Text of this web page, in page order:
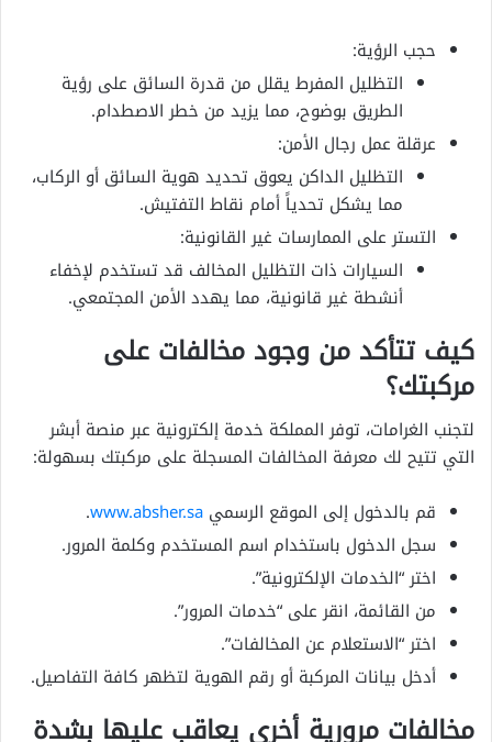
حجب الرؤية:
التظليل المفرط يقلل من قدرة السائق على رؤية
الطريق بوضوح، مما يزيد من خطر الاصطدام.
عرقلة عمل رجال الأمن:
التظليل الداكن يعوق تحديد هوية السائق أو الركاب،
مما يشكل تحدياً أمام نقاط التفتيش.
التستر على الممارسات غير القانونية:
السيارات ذات التظليل المخالف قد تستخدم لإخفاء
أنشطة غير قانونية، مما يهدد الأمن المجتمعي.
كيف تتأكد من وجود مخالفات على
مركبتك؟
لتجنب الغرامات، توفر المملكة خدمة إلكترونية عبر منصة أبشر
التي تتيح لك معرفة المخالفات المسجلة على مركبتك بسهولة:
قم بالدخول إلى الموقع الرسمي www.absher.sa
.
سجل الدخول باستخدام اسم المستخدم وكلمة المرور.
اختر “الخدمات الإلكترونية”.
من القائمة، انقر على “خدمات المرور”.
اختر “الاستعلام عن المخالفات”.
أدخل بيانات المركبة أو رقم الهوية لتظهر كافة التفاصيل.
مخالفات مرورية أخرى يعاقب عليها بشدة